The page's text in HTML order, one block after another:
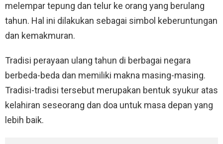
melempar tepung dan telur ke orang yang berulang
tahun. Hal ini dilakukan sebagai simbol keberuntungan
dan kemakmuran.
Tradisi perayaan ulang tahun di berbagai negara
berbeda-beda dan memiliki makna masing-masing.
Tradisi-tradisi tersebut merupakan bentuk syukur atas
kelahiran seseorang dan doa untuk masa depan yang
lebih baik.